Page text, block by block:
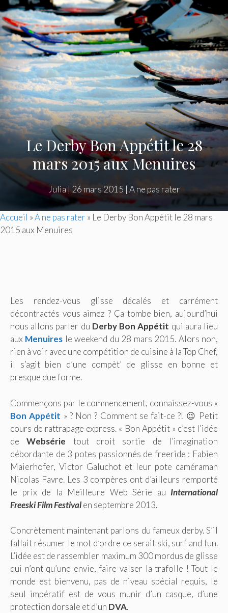
Le Derby Bon Appétit le 28
mars 2015 aux Menuires
Julia| 26 mars 2015 | A ne pas rater
Accueil »A ne pas rater » Le Derby Bon Appétit le 28 mars
2015 aux Menuires
Les rendez-vous glisse décalés et carrément
décontractés vous aimez ? Ça tombe bien, aujourd’hui
nous allons parler du Derby Bon Appétit qui aura lieu
aux Menuires le weekend du 28 mars 2015. Alors non,
rien à voir avec une compétition de cuisine à la Top Chef,
il s’agit bien d’une compèt’ de glisse en bonne et
presque due forme.
Commençons par le commencement, connaissez-vous «
Bon Appétit » ? Non ? Comment se fait-ce ?! 😉 Petit
cours de rattrapage express. « Bon Appétit » c’est l’idée
deWebsérie tout droit sortie de l’imagination
débordante de 3 potes passionnés de freeride : Fabien
Maierhofer, Victor Galuchot et leur pote caméraman
Nicolas Favre. Les 3 compères ont d’ailleurs remporté
le prix de la Meilleure Web Série au International
Freeski Film Festivalen septembre 2013.
Concrètement maintenant parlons du fameux derby. S’il
fallait résumer le mot d’ordre ce serait ski, surf and fun.
L’idée est de rassembler maximum 300 mordus de glisse
qui n’ont qu’une envie, faire valser la trafolle ! Tout le
monde est bienvenu, pas de niveau spécial requis, le
seul impératif est de vous munir d’un casque, d’une
protection dorsale et d’un DVA.